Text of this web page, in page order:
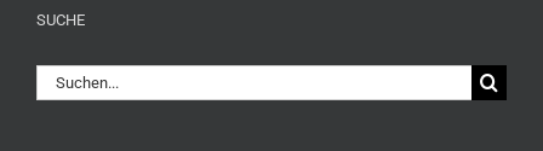
SUCHE
Suche
nach: